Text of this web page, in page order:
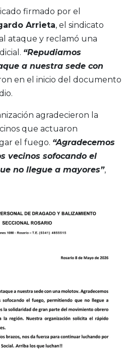
firmado por el
Arrieta, el sindicato
ataque y reclamó una
“Repudiamos
a nuestra sede con
en el inicio del documento
agradecieron la
que actuaron
el fuego. “Agradecemos
vecinos sofocando el
no llegue a mayores”,